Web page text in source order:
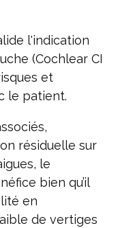
l'indication
(Cochlear CI
et
le patient.
résiduelle sur
le
bien qu’il
en
de vertiges